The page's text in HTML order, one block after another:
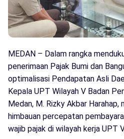
MEDAN – Dalam rangka
penerimaan Pajak Bumi dan
optimalisasi Pendapatan Asli
Kepala UPT Wilayah V Badan
Medan, M. Rizky Akbar
himbauan percepatan
wajib pajak di wilayah kerja UPT